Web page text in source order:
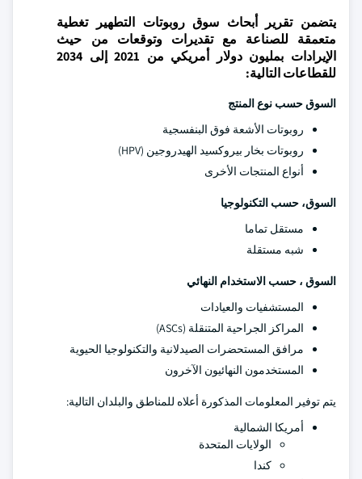
يتضمن تقرير أبحاث سوق روبوتات التطهير تغطية
متعمقة للصناعة مع تقديرات وتوقعات من حيث
الإيرادات بمليون دولار أمريكي من 2021 إلى 2034
للقطاعات التالية:
السوق حسب نوع المنتج
روبوتات الأشعة فوق البنفسجية
روبوتات بخار بيروكسيد الهيدروجين (HPV)
أنواع المنتجات الأخرى
السوق، حسب التكنولوجيا
مستقل تماما
شبه مستقلة
السوق ، حسب الاستخدام النهائي
المستشفيات والعيادات
المراكز الجراحية المتنقلة (ASCs)
مرافق المستحضرات الصيدلانية والتكنولوجيا الحيوية
المستخدمون النهائيون الآخرون
يتم توفير المعلومات المذكورة أعلاه للمناطق والبلدان التالية:
أمريكا الشمالية
الولايات المتحدة
كندا